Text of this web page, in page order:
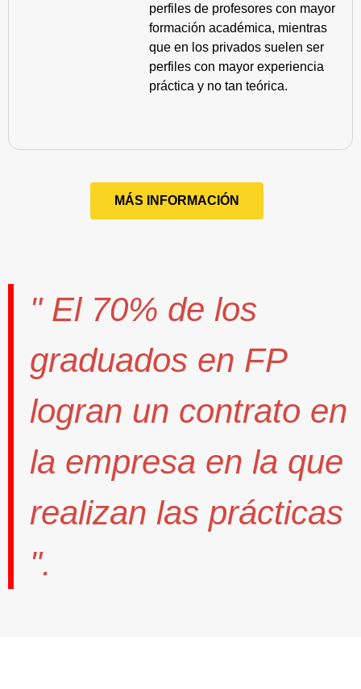
perfiles de profesores con mayor
formación académica, mientras
que en los privados suelen ser
perfiles con mayor experiencia
práctica y no tan teórica.
MÁS INFORMACIÓN
" El 70% de los
graduados en FP
logran un contrato en
la empresa en la que
realizan las prácticas
".